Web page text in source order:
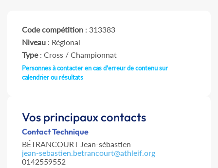
Code compétition : 313383
Niveau : Régional
Type: Cross / Championnat
Personnes à contacter en cas d'erreur de contenu sur
calendrier ou résultats
Vos principaux contacts
Contact Technique
BÉTRANCOURT Jean-sébastien
jean-sebastien.betrancourt@athleif.org
0142559552